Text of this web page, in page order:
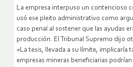
La empresa interpuso un contencioso
usó ese pleito administrativo como
caso penal al sostener que las ayudas
producción. El Tribunal Supremo dijo
«La tesis, llevada a su límite, implicaría
empresas mineras beneficiarias